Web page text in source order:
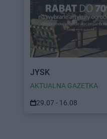
JYSK
AKTUALNA GAZETKA
29.07 - 16.08